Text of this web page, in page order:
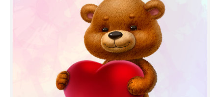
Felicitari zile saptamana
Felicitari muzicale personalizate
Felicitari animate